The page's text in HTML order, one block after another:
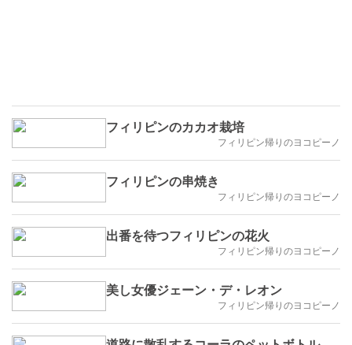
フィリピンのカカオ栽培
フィリピン帰りのヨコピーノ
フィリピンの串焼き
フィリピン帰りのヨコピーノ
出番を待つフィリピンの花火
フィリピン帰りのヨコピーノ
美し女優ジェーン・デ・レオン
フィリピン帰りのヨコピーノ